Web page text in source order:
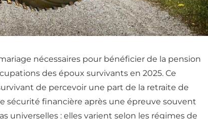
nécessaires pour bénéficier de la pension
des époux survivants en 2025. Ce
de percevoir une part de la retraite de
sécurité financière après une épreuve souvent
universelles : elles varient selon les régimes de